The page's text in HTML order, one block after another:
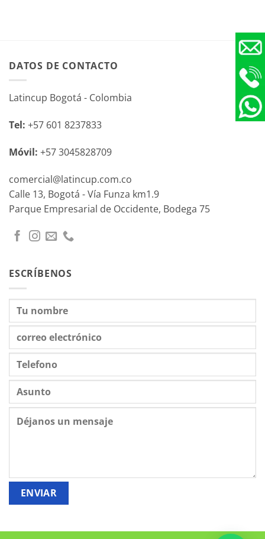
DATOS DE CONTACTO
Latincup Bogotá - Colombia
Tel: +57 601 8237833
Móvil: +57 3045828709
comercial@latincup.com.co
Calle 13, Bogotá - Vía Funza km1.9
Parque Empresarial de Occidente, Bodega 75
ESCRÍBENOS